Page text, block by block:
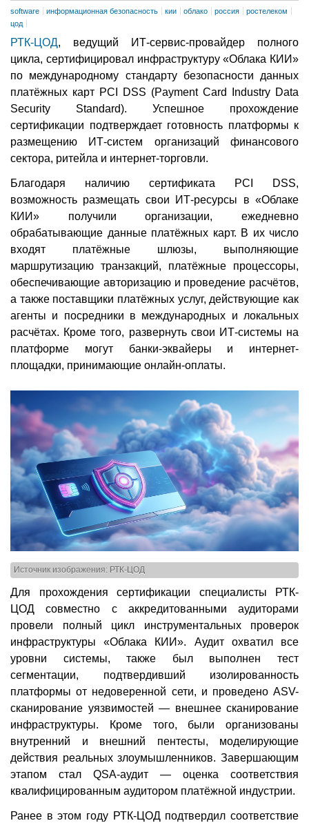
software информационная безопасность кии облако россия
ростелеком
цод
РТК-ЦОД, ведущий ИТ-сервис-провайдер полного
цикла, сертифицировал инфраструктуру «Облака КИИ»
по международному стандарту безопасности данных
платёжных карт PCI DSS (Payment Card Industry Data
Security Standard). Успешное прохождение
сертификации подтверждает готовность платформы к
размещению ИТ-систем организаций финансового
сектора, ритейла и интернет-торговли.
Благодаря наличию сертификата PCI DSS,
возможность размещать свои ИТ-ресурсы в «Облаке
КИИ» получили организации, ежедневно
обрабатывающие данные платёжных карт. В их число
входят платёжные шлюзы, выполняющие
маршрутизацию транзакций, платёжные процессоры,
обеспечивающие авторизацию и проведение расчётов,
а также поставщики платёжных услуг, действующие как
агенты и посредники в международных и локальных
расчётах. Кроме того, развернуть свои ИТ-системы на
платформе могут банки-эквайеры и интернет-
площадки, принимающие онлайн-оплаты.
Источник изображения: РТК-ЦОД
Для прохождения сертификации специалисты РТК-
ЦОД совместно с аккредитованными аудиторами
провели полный цикл инструментальных проверок
инфраструктуры «Облака КИИ». Аудит охватил все
уровни системы, также был выполнен тест
сегментации, подтвердивший изолированность
платформы от недоверенной сети, и проведено ASV-
сканирование уязвимостей — внешнее сканирование
инфраструктуры. Кроме того, были организованы
внутренний и внешний пентесты, моделирующие
действия реальных злоумышленников. Завершающим
этапом стал QSA-аудит — оценка соответствия
квалифицированным аудитором платёжной индустрии.
Ранее в этом году РТК-ЦОД подтвердил соответствие